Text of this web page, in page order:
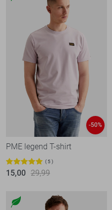
-50%
PME legend T-shirt
5
15,00 29,99